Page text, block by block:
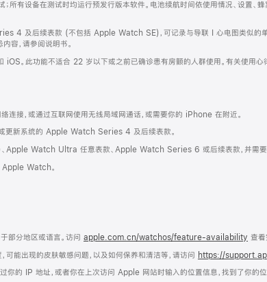
所有设备在测试时均运行预发行版本软件。电池续航时间依使用情况、设置、
4 及后续表款 (不包括 Apple Watch SE)，可记录与导联 I 心电图类似的单
容，请参阅说明书。
。此功能不适合 22 岁以下或之前已确诊患有房颤的人群使用。有关使用心
接，或通过互联网使用无线局域网通话，或需要你的 iPhone 在附近。
更新系统的 Apple Watch Series 4 及后续表款。
Watch Ultra 任意表款、Apple Watch Series 6 或后续表款，并需要
Watch。
部分地区或语言。访问 apple.com.cn/watchos/feature-availability 查看
能出现的皮肤敏感问题，以及如何保养和清洁等，请访问 https://
你的 IP 地址，或者你在上次访问 Apple 网站时输入的位置信息，找到了你的位